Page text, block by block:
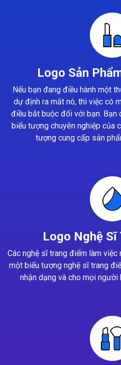
Logo Sản
Nếu bạn đang điều hành một
dự định ra mắt nó, thì việc có
điều bắt buộc đối với bạn.
biểu tượng chuyên nghiệp của
tượng cung cấp sản
Logo Nghệ
Các nghệ sĩ trang điểm làm
một biểu tượng nghệ sĩ trang
nhận dạng và cho mọi người